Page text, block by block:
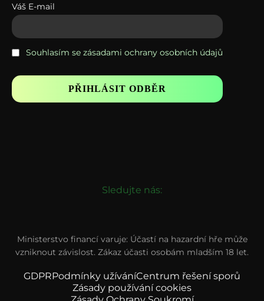
Váš E-mail
Souhlasím se zásadami ochrany osobních údajů
Sledujte nás:
Ministerstvo financí varuje: Účastí na hazardní hře může
vzniknout závislost. Zákaz účasti osobám mladším 18 let.
GDPRPodmínky užíváníCentrum řešení sporů
Zásady používání cookies